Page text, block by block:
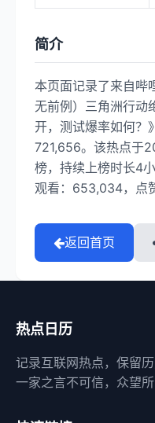
简介
本页面记录了来自哔
无前例）三角洲行动
开，测试爆率如何？
721,656。该热点于
榜，持续上榜时长4
观看：653,034，点
返回首页
热点日历
记录互联网热点，保留历
一家之言不可信，众望所